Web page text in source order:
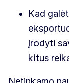
Kad
įrodyti
kitus